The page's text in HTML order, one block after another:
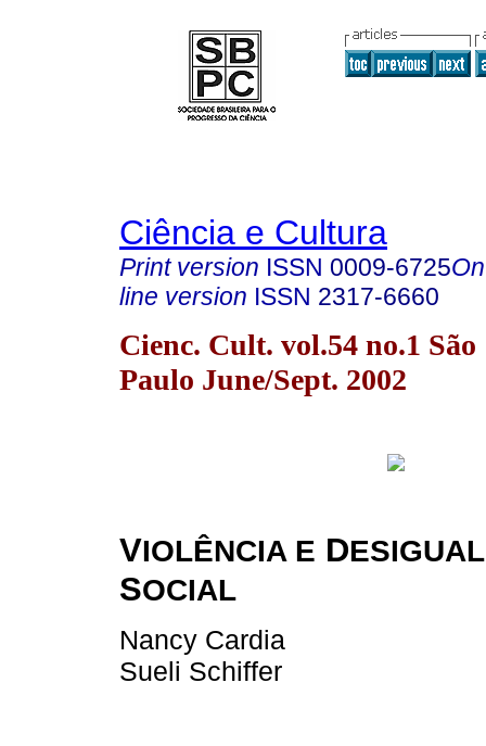
Ciência e Cultura
Print version ISSN 0009-6725
line version ISSN 2317-6660
Cienc. Cult. vol.54 no.1 São
Paulo June/Sept. 2002
VIOLÊNCIA E D
SOCIAL
Nancy Cardia
Sueli Schiffer